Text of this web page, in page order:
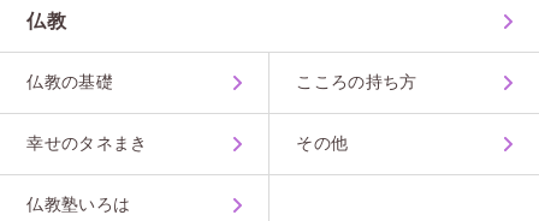
仏教
仏教の基礎 こころの持ち方
幸せのタネまき その他
仏教塾いろは